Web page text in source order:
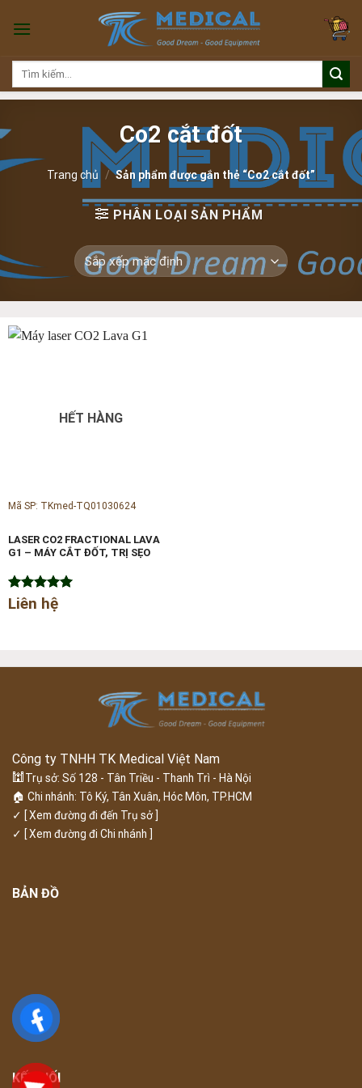
Tìm
Co2 cắt đốt
Trang chủ / Sản phẩm được gắn thẻ “Co2 cắt đốt”
PHÂN LOẠI SẢN PHẨM
HẾT HÀNG
Mã SP: TKmed-TQ01030624
LASER CO2 FRACTIONAL LAVA
G1 – MÁY CẮT ĐỐT, TRỊ SẸO
Được xếp
5.00
Liên hệ
Công ty TNHH TK Medical Việt Nam
🕍 Trụ sở: Số 128 - Tân Triều - Thanh Trì - Hà Nội
🏠 Chi nhánh: Tô Ký, Tân Xuân, Hóc Môn, TP.HCM
✓ [ Xem đường đi đến Trụ sở ]
✓ [ Xem đường đi Chi nhánh ]
BẢN ĐỒ
KẾT NỐI